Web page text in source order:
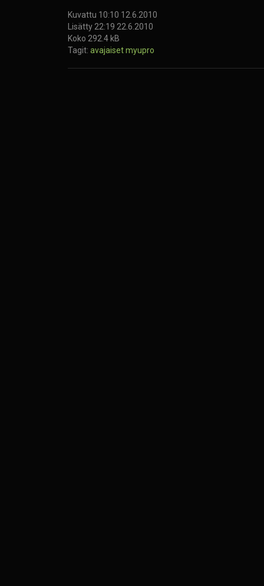
Kuvattu 10:10 12.6.2010
Lisätty 22:19 22.6.2010
Koko 292.4 kB
Tagit: avajaisetmyupro